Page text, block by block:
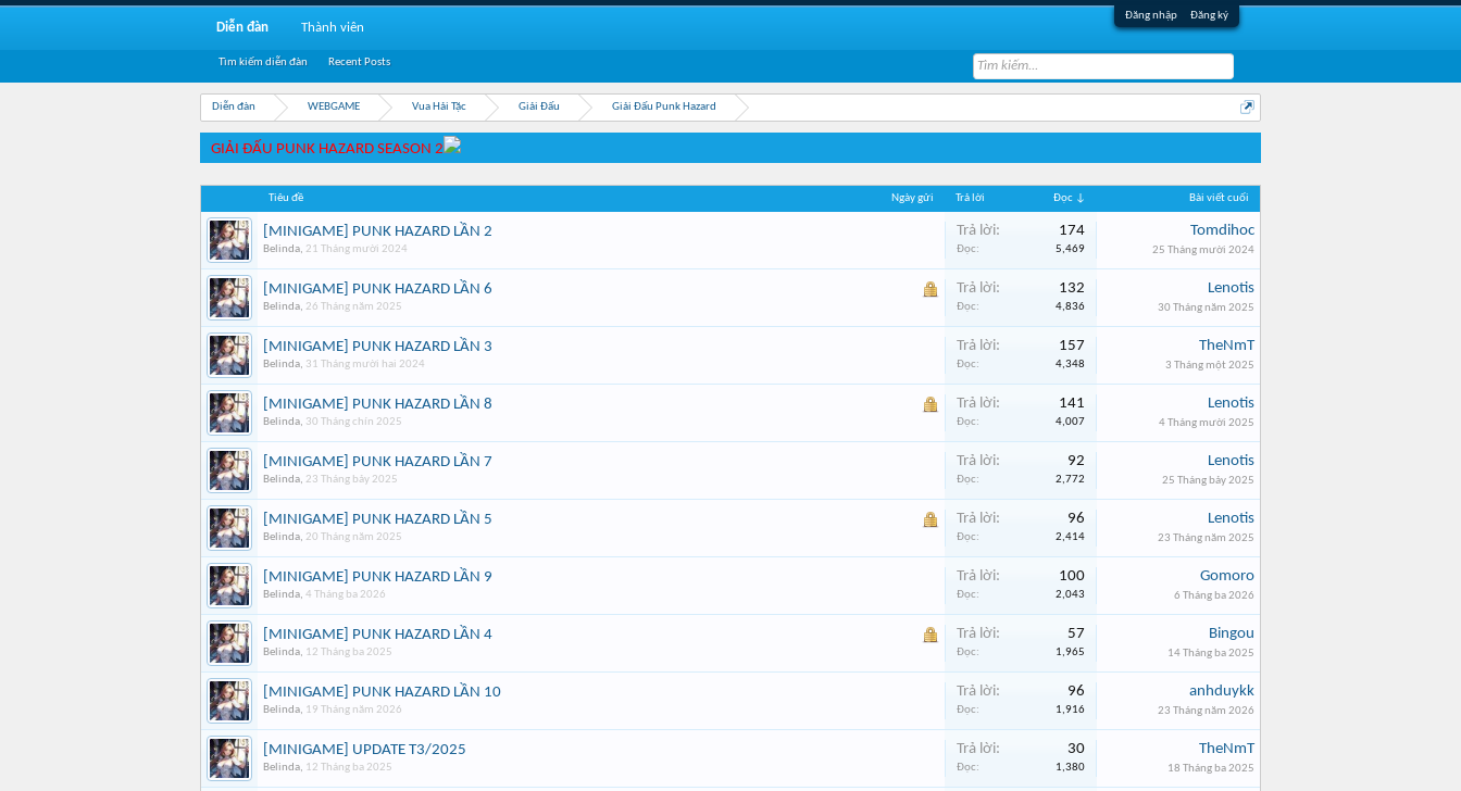
Đăng nhập Đăng ký
Diễn đàn WEBGAME Vua Hải Tặc Giải Đấu Giải Đấu Punk Hazard
GIẢI ĐẤU PUNK HAZARD SEASON 2
Tiêu đề Ngày gửi Trả lời Đọc ↓ Bài viết cuối
[MINIGAME] PUNK HAZARD LẦN 2
Belinda, 21 Tháng mười 2024
Trả lời: 174
Đọc: 5,469
Tomdihoc
25 Tháng mười 2024
[MINIGAME] PUNK HAZARD LẦN 6
Belinda, 26 Tháng năm 2025
Trả lời: 132
Đọc: 4,836
Lenotis
30 Tháng năm 2025
[MINIGAME] PUNK HAZARD LẦN 3
Belinda, 31 Tháng mười hai 2024
Trả lời: 157
Đọc: 4,348
TheNmT
3 Tháng một 2025
[MINIGAME] PUNK HAZARD LẦN 8
Belinda, 30 Tháng chín 2025
Trả lời: 141
Đọc: 4,007
Lenotis
4 Tháng mười 2025
[MINIGAME] PUNK HAZARD LẦN 7
Belinda, 23 Tháng bảy 2025
Trả lời: 92
Đọc: 2,772
Lenotis
25 Tháng bảy 2025
[MINIGAME] PUNK HAZARD LẦN 5
Belinda, 20 Tháng năm 2025
Trả lời: 96
Đọc: 2,414
Lenotis
23 Tháng năm 2025
[MINIGAME] PUNK HAZARD LẦN 9
Belinda, 4 Tháng ba 2026
Trả lời: 100
Đọc: 2,043
Gomoro
6 Tháng ba 2026
[MINIGAME] PUNK HAZARD LẦN 4
Belinda, 12 Tháng ba 2025
Trả lời: 57
Đọc: 1,965
Bingou
14 Tháng ba 2025
[MINIGAME] PUNK HAZARD LẦN 10
Belinda, 19 Tháng năm 2026
Trả lời: 96
Đọc: 1,916
anhduykk
23 Tháng năm 2026
[MINIGAME] UPDATE T3/2025
Belinda, 12 Tháng ba 2025
Trả lời: 30
Đọc: 1,380
TheNmT
18 Tháng ba 2025
Diễn đàn
Tìm kiếm diễn đàn Recent Posts
Thành viên